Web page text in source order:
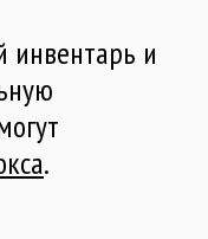
инвентарь и
.